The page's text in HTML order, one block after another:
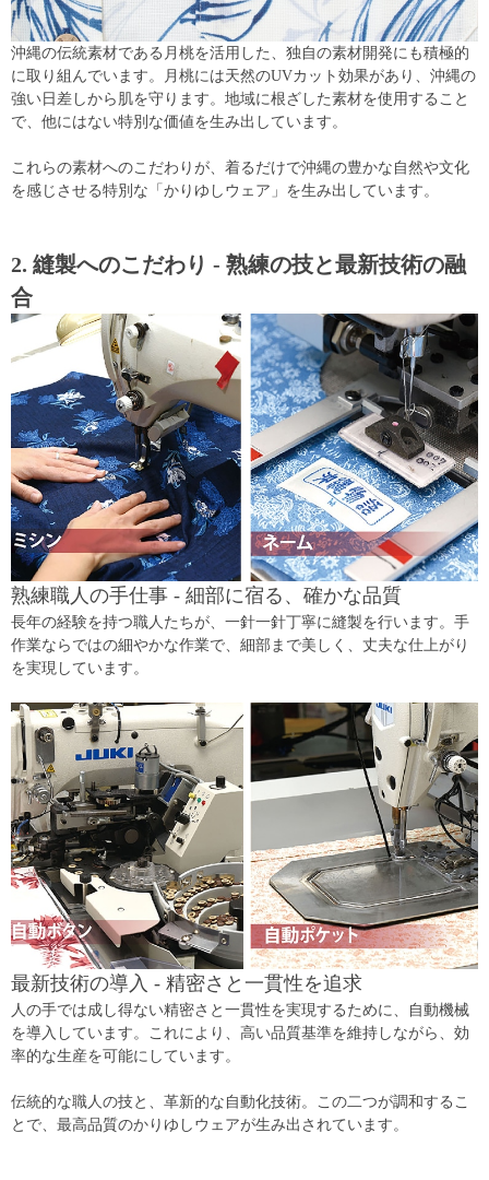
沖縄の伝統素材である月桃を活用した、独自の素材開発にも積極的
に取り組んでいます。月桃には天然のUVカット効果があり、沖縄の
強い日差しから肌を守ります。地域に根ざした素材を使用すること
で、他にはない特別な価値を生み出しています。
これらの素材へのこだわりが、着るだけで沖縄の豊かな自然や文化
を感じさせる特別な「かりゆしウェア」を生み出しています。
2. 縫製へのこだわり - 熟練の技と最新技術の融
合
熟練職人の手仕事 - 細部に宿る、確かな品質
長年の経験を持つ職人たちが、一針一針丁寧に縫製を行います。手
作業ならではの細やかな作業で、細部まで美しく、丈夫な仕上がり
を実現しています。
最新技術の導入 - 精密さと一貫性を追求
人の手では成し得ない精密さと一貫性を実現するために、自動機械
を導入しています。これにより、高い品質基準を維持しながら、効
率的な生産を可能にしています。
伝統的な職人の技と、革新的な自動化技術。この二つが調和するこ
とで、最高品質のかりゆしウェアが生み出されています。